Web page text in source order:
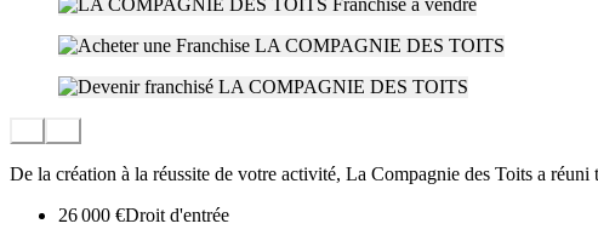
De la création à la réussite de votre activité, La Compagnie des Toits a
26 000 €Droit d'entrée